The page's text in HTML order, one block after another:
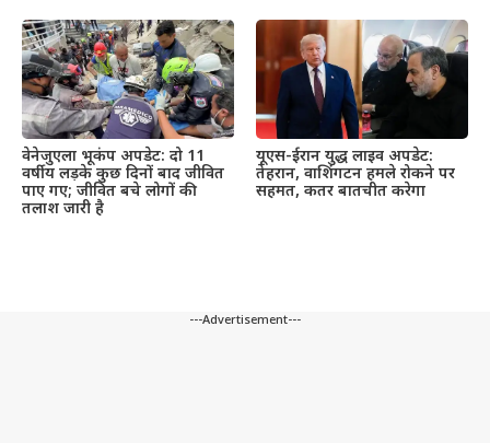
वेनेजुएला भूकंप अपडेट: दो 11
वर्षीय लड़के कुछ दिनों बाद जीवित
पाए गए; जीवित बचे लोगों की
तलाश जारी है
यूएस-ईरान युद्ध लाइव अपडेट:
तेहरान, वाशिंगटन हमले रोकने पर
सहमत, कतर बातचीत करेगा
---Advertisement---